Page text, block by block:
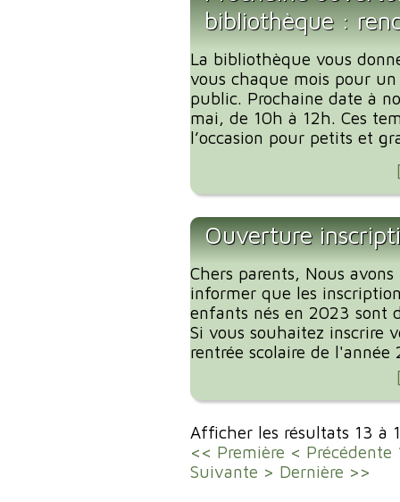
bibliothèque :
La bibliothèque vous
vous chaque mois pour
public. Prochaine date à
mai, de 10h à 12h. Ces
l’occasion pour petits et
Ouverture
Chers parents, Nous
informer que les
enfants nés en 2023 sont
Si vous souhaitez inscrire
rentrée scolaire de
Afficher les résultats 13 à
<< Première < Précédente
Suivante > Dernière >>